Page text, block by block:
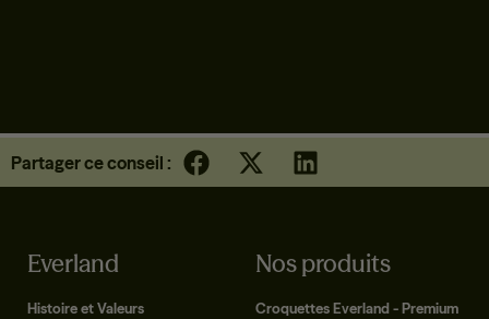
Partager ce conseil :
Everland
Histoire et Valeurs
Nos produits
Croquettes Everland - Premium